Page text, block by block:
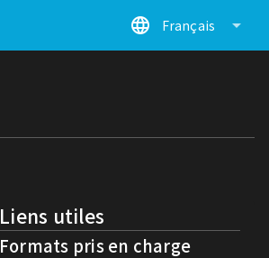
language Français arrow_drop_down
Liens utiles
Formats pris en charge